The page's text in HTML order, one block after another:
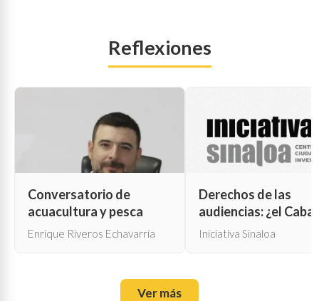
Reflexiones
Conversatorio de
acuacultura y pesca
Enrique Riveros Echavarría
Derechos de las
audiencias: ¿el
de Troya para la
Iniciativa Sinaloa
Ver más